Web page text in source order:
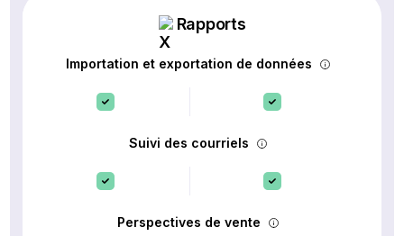
Rapports
Importation et exportation de données
Suivi des courriels
Perspectives de vente